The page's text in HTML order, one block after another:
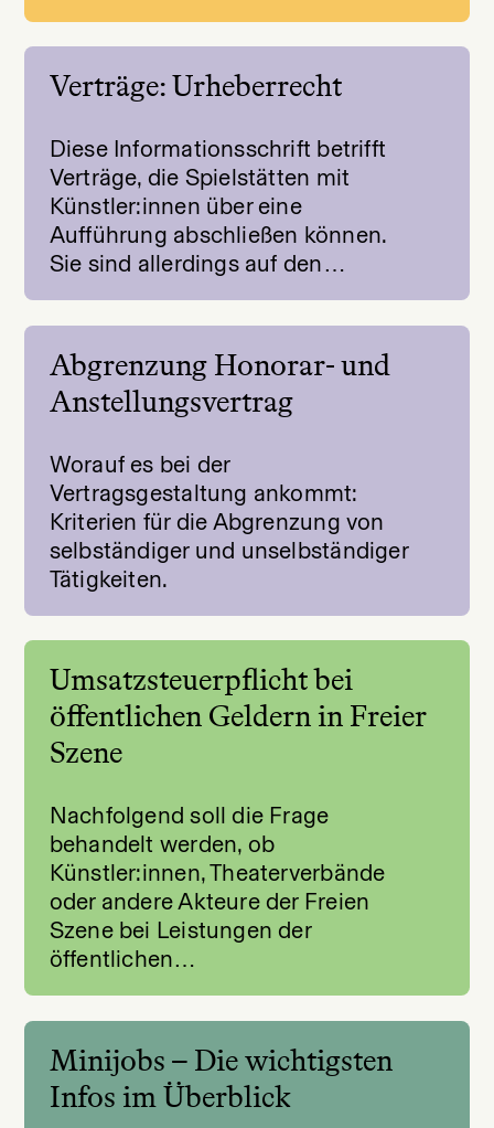
Verträge: Urheberrecht
Diese Informationsschrift betrifft
Verträge, die Spielstätten mit
Künstler:innen über eine
Aufführung abschließen können.
Sie sind allerdings auf den…
Abgrenzung Honorar- und
Anstellungsvertrag
Worauf es bei der
Vertragsgestaltung ankommt:
Kriterien für die Abgrenzung von
selbständiger und unselbständiger
Tätigkeiten.
Umsatzsteuerpflicht bei
öffentlichen Geldern in Freier
Szene
Nachfolgend soll die Frage
behandelt werden, ob
Künstler:innen, Theaterverbände
oder andere Akteure der Freien
Szene bei Leistungen der
öffentlichen…
Minijobs – Die wichtigsten
Infos im Überblick